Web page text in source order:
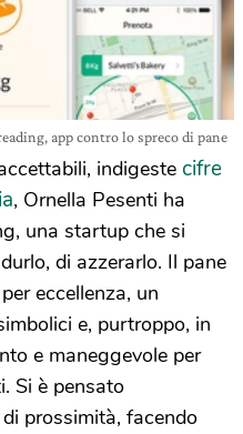
app contro lo spreco di pane
indigeste cifre
, Ornella Pesenti ha
una startup che si
di azzerarlo. Il pane
eccellenza, un
e, purtroppo, in
e maneggevole per
Si è pensato
prossimità, facendo